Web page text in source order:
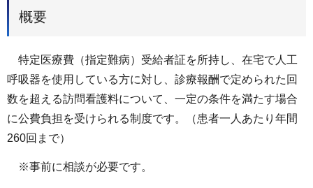
概要
特定医療費（指定難病）受給者証を所持し、在宅で人工
呼吸器を使用している方に対し、診療報酬で定められた回
数を超える訪問看護料について、一定の条件を満たす場合
に公費負担を受けられる制度です。（患者一人あたり年間
260回まで）
※事前に相談が必要です。